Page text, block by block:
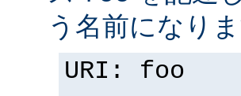
う名前になりま
URI: foo